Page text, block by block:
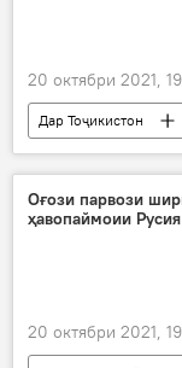
20 октябри 2021,
Дар Тоҷикистон
бекор кардан
Оғози парвози
ҳавопаймоии
20 октябри 2021,